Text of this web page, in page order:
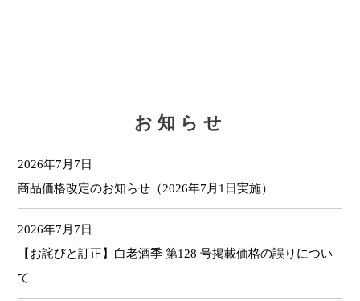
お知らせ
2026年7月7日
商品価格改定のお知らせ（2026年7月1日実施）
2026年7月7日
【お詫びと訂正】⽩⽼酒季 第128 号掲載価格の誤りについ
て